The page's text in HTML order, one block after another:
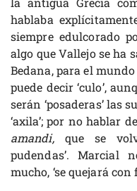
hablaba
siempre edulcorado
algo que Vallejo se ha
Bedana, para el
puede decir ‘culo’,
serán ‘posaderas’ las
‘axila’; por no hablar
amandi,que se
pudendas’. Marcial
mucho, ‘se quejará con